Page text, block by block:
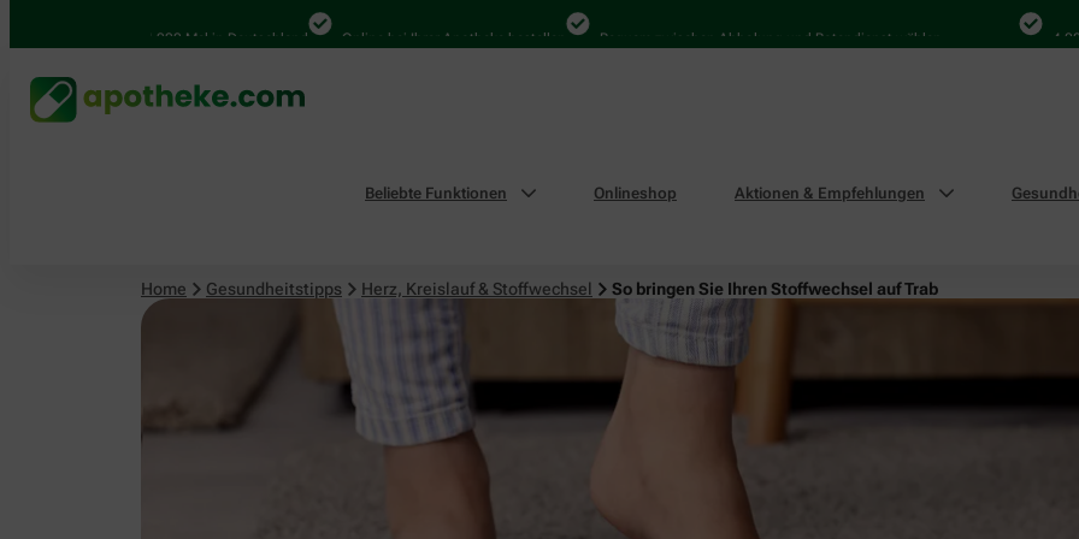
4.000 Mal in Deutschland Online bei Ihrer Apotheke bestellen Bequem zwischen Abholung und Botendienst wählen 4.000 Mal
Beliebte Funktionen Onlineshop Aktionen & Empfehlungen
Home Gesundheitstipps Herz, Kreislauf & Stoffwechsel So bringen Sie Ihren Stoffwechsel auf Trab
Herz, Kreislauf & Stoffwechsel